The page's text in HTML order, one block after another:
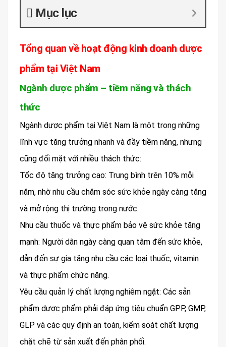
Mục lục
Tổng quan về hoạt động kinh doanh dược
phẩm tại Việt Nam
Ngành dược phẩm – tiềm năng và thách
thức
Ngành dược phẩm tại Việt Nam là một trong những
lĩnh vực tăng trưởng nhanh và đầy tiềm năng, nhưng
cũng đối mặt với nhiều thách thức:
Tốc độ tăng trưởng cao: Trung bình trên 10% mỗi
năm, nhờ nhu cầu chăm sóc sức khỏe ngày càng tăng
và mở rộng thị trường trong nước.
Nhu cầu thuốc và thực phẩm bảo vệ sức khỏe tăng
mạnh: Người dân ngày càng quan tâm đến sức khỏe,
dẫn đến sự gia tăng nhu cầu các loại thuốc, vitamin
và thực phẩm chức năng.
Yêu cầu quản lý chất lượng nghiêm ngặt: Các sản
phẩm dược phẩm phải đáp ứng tiêu chuẩn GPP, GMP,
GLP và các quy định an toàn, kiểm soát chất lượng
chặt chẽ từ sản xuất đến phân phối.